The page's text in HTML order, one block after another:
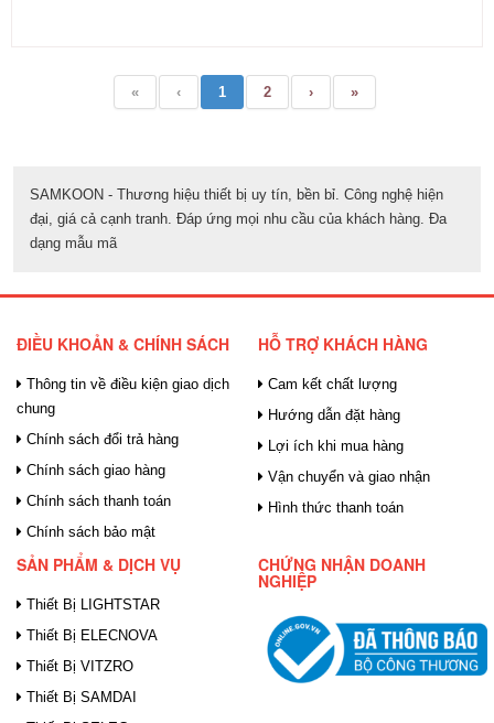
« ‹ 1 2 › »
SAMKOON - Thương hiệu thiết bị uy tín, bền bỉ. Công nghệ hiện
đại, giá cả cạnh tranh. Đáp ứng mọi nhu cầu của khách hàng. Đa
dạng mẫu mã
ĐIỀU KHOẢN & CHÍNH SÁCH
Thông tin về điều kiện giao dịch
chung
Chính sách đổi trả hàng
Chính sách giao hàng
Chính sách thanh toán
Chính sách bảo mật
HỖ TRỢ KHÁCH HÀNG
Cam kết chất lượng
Hướng dẫn đặt hàng
Lợi ích khi mua hàng
Vận chuyển và giao nhận
Hình thức thanh toán
SẢN PHẨM & DỊCH VỤ
Thiết Bị LIGHTSTAR
Thiết Bị ELECNOVA
Thiết Bị VITZRO
Thiết Bị SAMDAI
CHỨNG NHẬN DOANH
NGHIỆP